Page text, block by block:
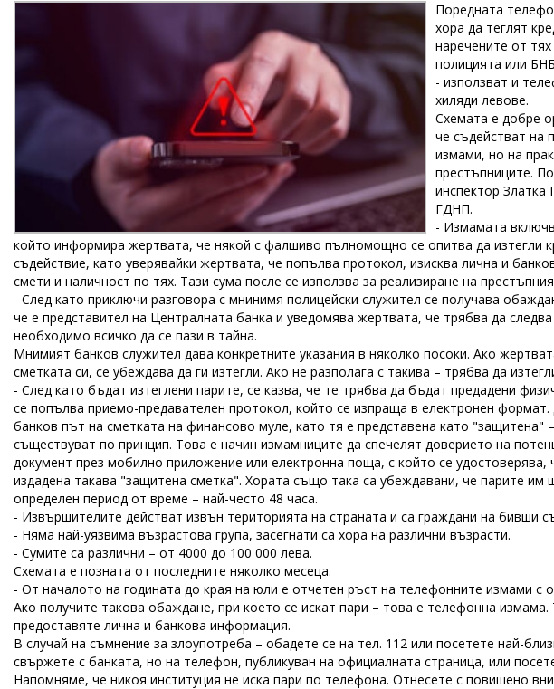
Поредната
хора да теглят
наречените от
полицията или
- използват и
хиляди левове.
Схемата е добре
че съдействат на
измами, но на
престъпниците.
инспектор
ГДНП.
- Измамата
който информира жертвата, че някой с фалшиво пълномощно се опитва да изтегли
съдействие, като уверявайки жертвата, че попълва протокол, изисква лична и
смети и наличност по тях. Тази сума после се използва за реализиране на
- След като приключи разговора с мнинимя полицейски служител се получава
че е представител на Централната банка и уведомява жертвата, че трябва да
необходимо всичко да се пази в тайна.
Мнимият банков служител дава конкретните указания в няколко посоки. Ако
сметката си, се убеждава да ги изтегли. Ако не разполага с такива – трябва да
- След като бъдат изтеглени парите, се казва, че те трябва да бъдат предадени
се попълва приемо-предавателен протокол, който се изпраща в електронен формат.
банков път на сметката на финансово муле, като тя е представена като "защитена"
съществуват по принцип. Това е начин измамниците да спечелят доверието на
документ през мобилно приложение или електронна поща, с който се
издадена такава "защитена сметка". Хората също така са убеждавани, че парите им
определен период от време – най-често 48 часа.
- Извършителите действат извън територията на страната и са граждани на бивши
- Няма най-уязвима възрастова група, засегнати са хора на различни възрасти.
- Сумите са различни – от 4000 до 100 000 лева.
Схемата е позната от последните няколко месеца.
- От началото на годината до края на юли е отчетен ръст на телефонните измами с
Ако получите такова обаждане, при което се искат пари – това е телефонна
предоставяте лична и банкова информация.
В случай на съмнение за злоупотреба – обадете се на тел. 112 или посетете най-
свържете с банката, но на телефон, публикуван на официалната страница, или
Напомняме, че никоя институция не иска пари по телефона. Отнесете с повишено